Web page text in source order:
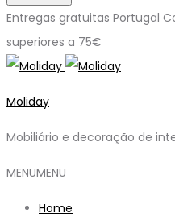
Entregas gratuitas Portugal
superiores a 75€
Moliday
Mobiliário e decoração de
MENUMENU
Home